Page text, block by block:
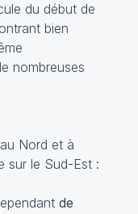
du début de
bien
nombreuses
Nord et à
sur le Sud-Est :
de